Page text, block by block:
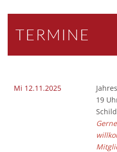
TERMINE
Mi 12.11.2025
19